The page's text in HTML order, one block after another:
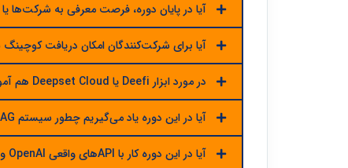
آیا در پایان دوره، فرصت معرفی به شرکت‌ها
آیا برای شرکت‌کنندگان امکان دریافت
در مورد ابزار Deefi یا Deepset Cloud هم آموزش داده می‌شود؟
آیا در این دوره یاد می‌گیریم چطور سیستم RAG واقعی طراحی کنیم؟
آیا در این دوره کار با APIهای واقعی OpenAI و Anthropic آموزش داده می‌شود؟